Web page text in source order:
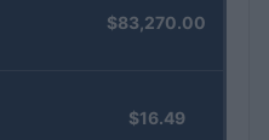
$83,270.00
$16.49